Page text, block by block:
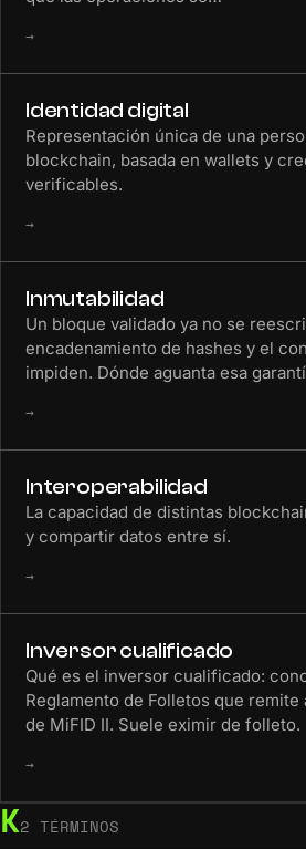
→
Identidad digital
Representación única de una
blockchain, basada en wallets y
verificables.
→
Inmutabilidad
Un bloque validado ya no se
encadenamiento de hashes y el
impiden. Dónde aguanta esa
→
Interoperabilidad
La capacidad de distintas
y compartir datos entre sí.
→
Inversor cualificado
Qué es el inversor cualificado:
Reglamento de Folletos que
de MiFID II. Suele eximir de folleto.
→
K2 TÉRMINOS